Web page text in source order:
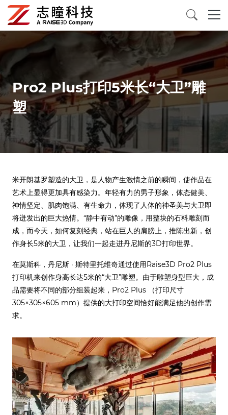
3D打印机
三维扫描仪
3D打印材料
配件及消耗品
关于我们
Pro2 Plus打印5米长“大卫”雕
塑
米开朗基罗塑造的大卫，是人物产生激情之前的瞬间，使作品在
艺术上显得更加具有感染力。年轻有力的男子形象，体态健美、
神情坚定、肌肉饱满、有生命力，体现了人体的神圣美与大卫即
将迸发出的巨大热情。“静中有动”的雕像，用整块的石料雕刻而
成，而今天，如何复刻经典，站在巨人的肩膀上，推陈出新，创
作身长5米的大卫，让我们一起走进丹尼斯的3D打印世界。
在莫斯科，丹尼斯 · 斯特里托维奇通过使用Raise3D Pro2 Plus
打印机来创作身高长达5米的“大卫”雕塑。由于雕塑身型巨大，成
品需要将不同的部分组装起来，Pro2 Plus （打印尺寸
305×305×605 mm）提供的大打印空间恰好能满足他的创作需
求。